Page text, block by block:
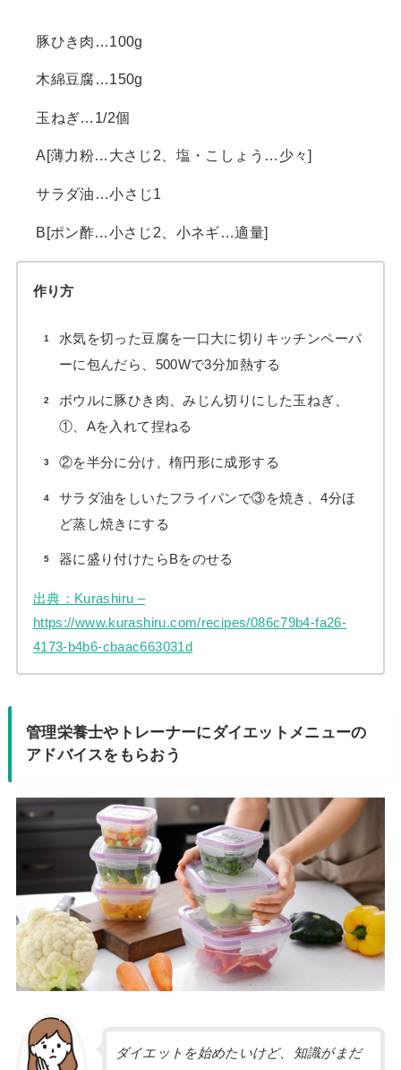
豚ひき肉…100g
木綿豆腐…150g
玉ねぎ…1/2個
A[薄力粉…大さじ2、塩・こしょう…少々]
サラダ油…小さじ1
B[ポン酢…小さじ2、小ネギ…適量]
作り方
水気を切った豆腐を一口大に切りキッチンペーパ
ーに包んだら、500Wで3分加熱する
ボウルに豚ひき肉、みじん切りにした玉ねぎ、
①、Aを入れて捏ねる
②を半分に分け、楕円形に成形する
サラダ油をしいたフライパンで③を焼き、4分ほ
ど蒸し焼きにする
器に盛り付けたらBをのせる
出典：Kurashiru –
https://www.kurashiru.com/recipes/086c79b4-fa26-
4173-b4b6-cbaac663031d
管理栄養士やトレーナーにダイエットメニューの
アドバイスをもらおう
ダイエットを始めたいけど、知識がまだ